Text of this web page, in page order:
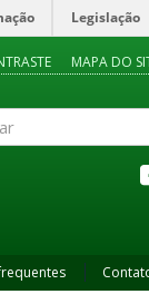
Legislação
MAPA DO